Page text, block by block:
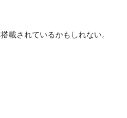
載されているかもしれない。